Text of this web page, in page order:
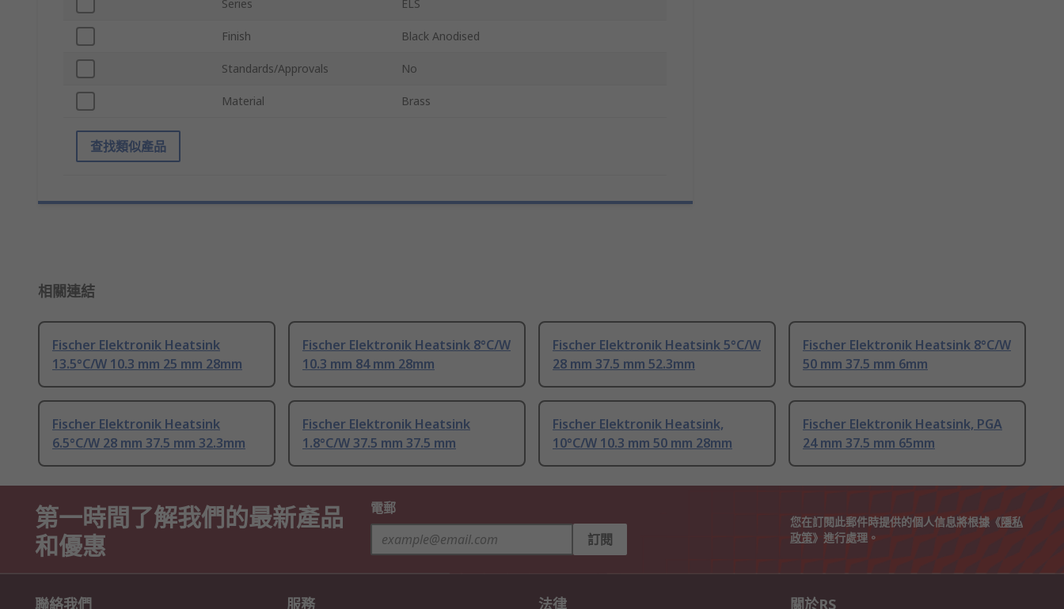
Series ELS
Finish Black Anodised
Standards/Approvals No
Material Brass
查找類似產品
相關連結
Fischer Elektronik Heatsink
13.5°C/W 10.3 mm 25 mm 28mm
Fischer Elektronik Heatsink 8°C/W
10.3 mm 84 mm 28mm
Fischer Elektronik Heatsink 5°C/W
28 mm 37.5 mm 52.3mm
Fischer Elektronik Heatsink 8°C/W
50 mm 37.5 mm 6mm
Fischer Elektronik Heatsink
6.5°C/W 28 mm 37.5 mm 32.3mm
Fischer Elektronik Heatsink
1.8°C/W 37.5 mm 37.5 mm
Fischer Elektronik Heatsink,
10°C/W 10.3 mm 50 mm 28mm
Fischer Elektronik Heatsink, PGA
24 mm 37.5 mm 65mm
第一時間了解我們的最新產品
和優惠
電郵
訂閱
您在訂閱此郵件時提供的個人信息將根據《隱私
政策》進行處理。
聯絡我們 服務 法律 關於RS